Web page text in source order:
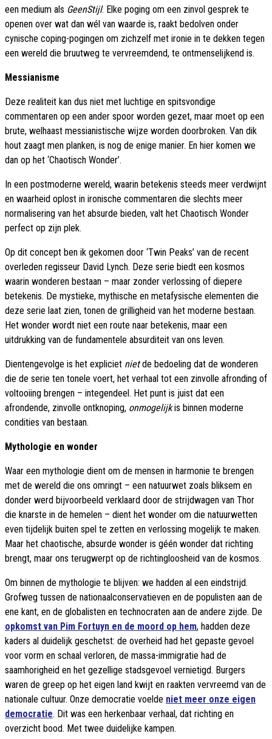
een medium als GeenStijl. Elke poging om een zinvol gesprek te
openen over wat dan wél van waarde is, raakt bedolven onder
cynische coping-pogingen om zichzelf met ironie in te dekken tegen
een wereld die bruutweg te vervreemdend, te ontmenselijkend is.
Messianisme
Deze realiteit kan dus niet met luchtige en spitsvondige
commentaren op een ander spoor worden gezet, maar moet op een
brute, welhaast messianistische wijze worden doorbroken. Van dik
hout zaagt men planken, is nog de enige manier. En hier komen we
dan op het ‘Chaotisch Wonder’.
In een postmoderne wereld, waarin betekenis steeds meer verdwijnt
en waarheid oplost in ironische commentaren die slechts meer
normalisering van het absurde bieden, valt het Chaotisch Wonder
perfect op zijn plek.
Op dit concept ben ik gekomen door ‘Twin Peaks’ van de recent
overleden regisseur David Lynch. Deze serie biedt een kosmos
waarin wonderen bestaan – maar zonder verlossing of diepere
betekenis. De mystieke, mythische en metafysische elementen die
deze serie laat zien, tonen de grilligheid van het moderne bestaan.
Het wonder wordt niet een route naar betekenis, maar een
uitdrukking van de fundamentele absurditeit van ons leven.
Dientengevolge is het expliciet nietde bedoeling dat de wonderen
die de serie ten tonele voert, het verhaal tot een zinvolle afronding of
voltooiing brengen – integendeel. Het punt is juist dat een
afrondende, zinvolle ontknoping, onmogelijkis binnen moderne
condities van bestaan.
Mythologie en wonder
Waar een mythologie dient om de mensen in harmonie te brengen
met de wereld die ons omringt – een natuurwet zoals bliksem en
donder werd bijvoorbeeld verklaard door de strijdwagen van Thor
die knarste in de hemelen – dient het wonder om die natuurwetten
even tijdelijk buiten spel te zetten en verlossing mogelijk te maken.
Maar het chaotische, absurde wonder is géén wonder dat richting
brengt, maar ons terugwerpt op de richtingloosheid van de kosmos.
Om binnen de mythologie te blijven: we hadden al een eindstrijd.
Grofweg tussen de nationaalconservatieven en de populisten aan de
ene kant, en de globalisten en technocraten aan de andere zijde. De
opkomst van Pim Fortuyn en de moord op hem, hadden deze
kaders al duidelijk geschetst: de overheid had het gepaste gevoel
voor vorm en schaal verloren, de massa-immigratie had de
saamhorigheid en het gezellige stadsgevoel vernietigd. Burgers
waren de greep op het eigen land kwijt en raakten vervreemd van de
nationale cultuur. Onze democratie voelde niet meer onze eigen
democratie. Dit was een herkenbaar verhaal, dat richting en
overzicht bood. Met twee duidelijke kampen.